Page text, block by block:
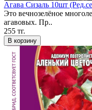
Агава Сизаль 10шт
Это вечнозелёное
агавовых. Пр..
255 тг.
В корзину